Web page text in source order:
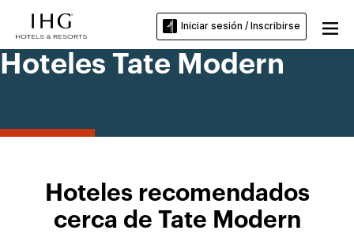
Iniciar sesión / Inscribirse
Hoteles Tate Modern
Hoteles recomendados
cerca de Tate Modern